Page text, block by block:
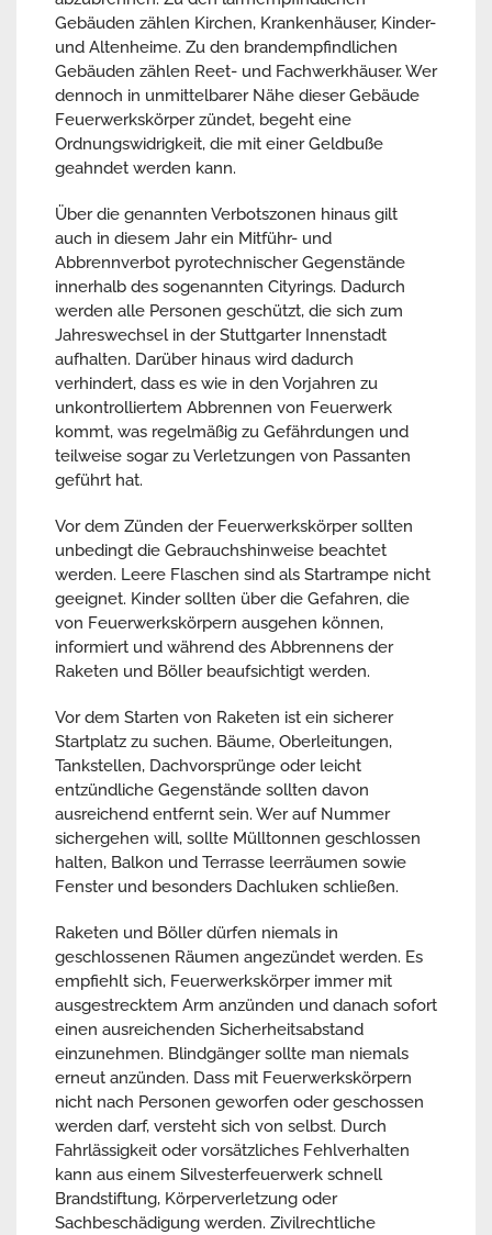
Gebäuden zählen Kirchen, Krankenhäuser, Kinder-
und Altenheime. Zu den brandempfindlichen
Gebäuden zählen Reet- und Fachwerkhäuser. Wer
dennoch in unmittelbarer Nähe dieser Gebäude
Feuerwerkskörper zündet, begeht eine
Ordnungswidrigkeit, die mit einer Geldbuße
geahndet werden kann.
Über die genannten Verbotszonen hinaus gilt
auch in diesem Jahr ein Mitführ- und
Abbrennverbot pyrotechnischer Gegenstände
innerhalb des sogenannten Cityrings. Dadurch
werden alle Personen geschützt, die sich zum
Jahreswechsel in der Stuttgarter Innenstadt
aufhalten. Darüber hinaus wird dadurch
verhindert, dass es wie in den Vorjahren zu
unkontrolliertem Abbrennen von Feuerwerk
kommt, was regelmäßig zu Gefährdungen und
teilweise sogar zu Verletzungen von Passanten
geführt hat.
Vor dem Zünden der Feuerwerkskörper sollten
unbedingt die Gebrauchshinweise beachtet
werden. Leere Flaschen sind als Startrampe nicht
geeignet. Kinder sollten über die Gefahren, die
von Feuerwerkskörpern ausgehen können,
informiert und während des Abbrennens der
Raketen und Böller beaufsichtigt werden.
Vor dem Starten von Raketen ist ein sicherer
Startplatz zu suchen. Bäume, Oberleitungen,
Tankstellen, Dachvorsprünge oder leicht
entzündliche Gegenstände sollten davon
ausreichend entfernt sein. Wer auf Nummer
sichergehen will, sollte Mülltonnen geschlossen
halten, Balkon und Terrasse leerräumen sowie
Fenster und besonders Dachluken schließen.
Raketen und Böller dürfen niemals in
geschlossenen Räumen angezündet werden. Es
empfiehlt sich, Feuerwerkskörper immer mit
ausgestrecktem Arm anzünden und danach sofort
einen ausreichenden Sicherheitsabstand
einzunehmen. Blindgänger sollte man niemals
erneut anzünden. Dass mit Feuerwerkskörpern
nicht nach Personen geworfen oder geschossen
werden darf, versteht sich von selbst. Durch
Fahrlässigkeit oder vorsätzliches Fehlverhalten
kann aus einem Silvesterfeuerwerk schnell
Brandstiftung, Körperverletzung oder
Sachbeschädigung werden. Zivilrechtliche